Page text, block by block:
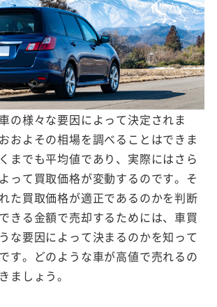
の様々な要因によって決定されま
およその相場を調べることはできま
までも平均値であり、実際にはさら
って買取価格が変動するのです。そ
た買取価格が適正であるのかを判断
きる金額で売却するためには、車買
な要因によって決まるのかを知って
す。どのような車が高値で売れるの
ましょう。